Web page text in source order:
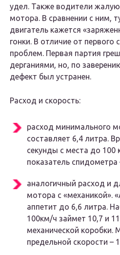
удел. Также водители
мотора. В сравнении с ним,
двигатель кажется
гонки. В отличие от первого
проблем. Первая партия
дерганиями, но, по
дефект был устранен.
Расход и скорость:
расход минимального
составляет 6,4 литра.
секунды с места до 100
показатель спидометра
аналогичный расход и
мотора с «механикой».
аппетит до 6,6 литра.
100км/ч займет 10,7 и
механической коробки.
предельной скорости –